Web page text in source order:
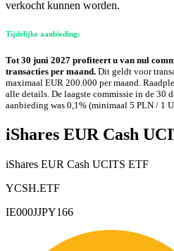
verkocht kunnen worden.
Tijdelijke aanbieding:
Tot 30 juni 2027 profiteert u van nul
transacties per maand. Dit geldt voor
maximaal EUR 200.000 per maand.
alle details. De laagste commissie in de 30
aanbieding was 0,1% (minimaal 5 PLN / 1
iShares EUR Cash
iShares EUR Cash UCITS ETF
YCSH.ETF
IE000JJPY166